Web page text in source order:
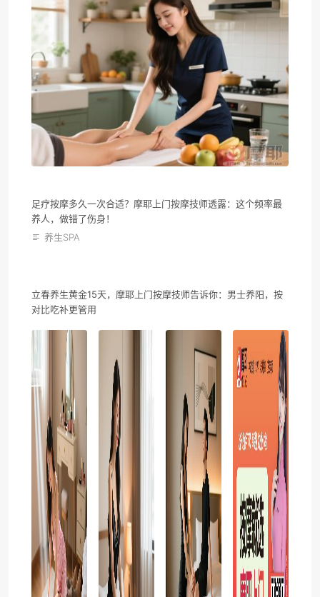
足疗按摩多久一次合适？摩耶上门按摩技师透露：这个频率最
养人，做错了伤身！
养生SPA
立春养生黄金15天，摩耶上门按摩技师告诉你：男士养阳，按
对比吃补更管用